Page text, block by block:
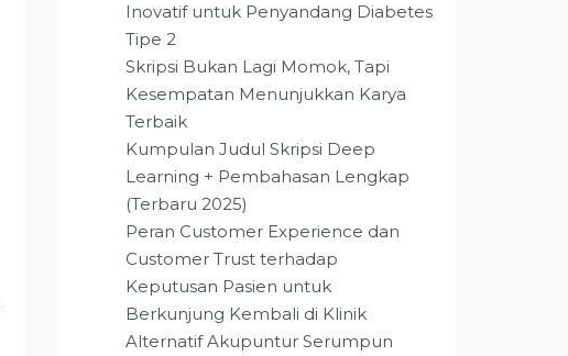
Inovatif untuk Penyandang Diabetes
Tipe 2
Skripsi Bukan Lagi Momok, Tapi
Kesempatan Menunjukkan Karya
Terbaik
Kumpulan Judul Skripsi Deep
Learning + Pembahasan Lengkap
(Terbaru 2025)
Peran Customer Experience dan
Customer Trust terhadap
Keputusan Pasien untuk
Berkunjung Kembali di Klinik
Alternatif Akupuntur Serumpun